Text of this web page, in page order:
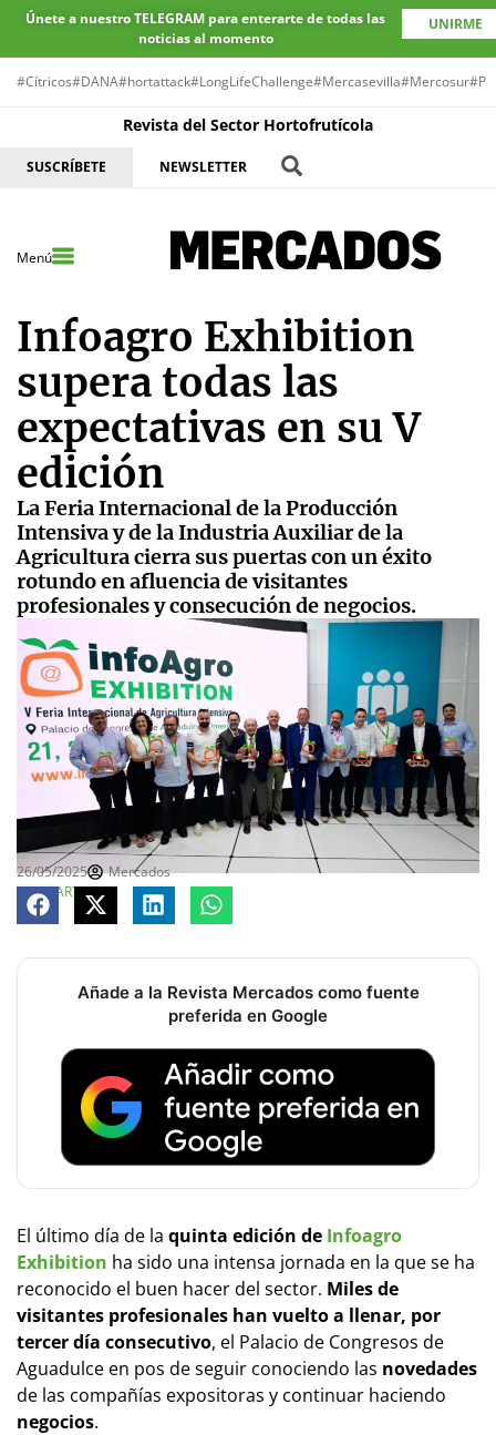
Únete a nuestro TELEGRAM para enterarte de todas las
noticias al momento
UNIRME
#Cítricos#DANA#hortattack#LongLifeChallenge#Mercasevilla#Mercosur
Revista del Sector Hortofrutícola
SUSCRÍBETE NEWSLETTER
Menú
Infoagro Exhibition
supera todas las
expectativas en su V
edición
La Feria Internacional de la Producción
Intensiva y de la Industria Auxiliar de la
Agricultura cierra sus puertas con un éxito
rotundo en afluencia de visitantes
profesionales y consecución de negocios.
26/05/2025
Mercados
COMPARTE
Añade a la Revista Mercados como fuente
preferida en Google
El último día de la quinta edición de Infoagro
Exhibition ha sido una intensa jornada en la que se ha
reconocido el buen hacer del sector. Miles de
visitantes profesionales han vuelto a llenar, por
tercer día consecutivo, el Palacio de Congresos de
Aguadulce en pos de seguir conociendo las novedades
de las compañías expositoras y continuar haciendo
negocios.